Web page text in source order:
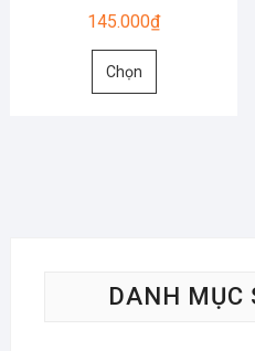
145.000₫
Chọn
Sản
chọn
DANH MỤC